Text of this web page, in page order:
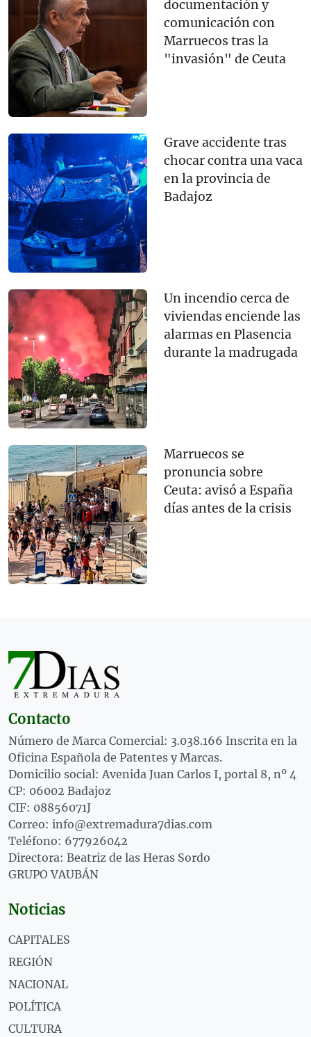
documentación y
comunicación con
Marruecos tras la
"invasión" de Ceuta
Grave accidente tras
chocar contra una vaca
en la provincia de
Badajoz
Un incendio cerca de
viviendas enciende las
alarmas en Plasencia
durante la madrugada
Marruecos se
pronuncia sobre
Ceuta: avisó a España
días antes de la crisis
Contacto
Número de Marca Comercial: 3.038.166 Inscrita en la
Oficina Española de Patentes y Marcas.
Domicilio social: Avenida Juan Carlos I, portal 8, nº 4
CP: 06002 Badajoz
CIF: 08856071J
Correo: info@extremadura7dias.com
Teléfono: 677926042
Directora: Beatriz de las Heras Sordo
GRUPO VAUBÁN
Noticias
CAPITALES
REGIÓN
NACIONAL
POLÍTICA
CULTURA